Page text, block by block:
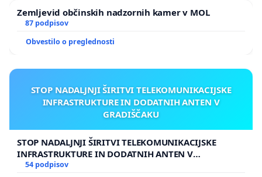
katerim ste podpisali to peticijo.
Zemljevid občinskih nadzornih kamer v MOL
87 podpisov
Obvestilo o preglednosti
STOP NADALJNJI ŠIRITVI TELEKOMUNIKACIJSKE
INFRASTRUKTURE IN DODATNIH ANTEN V
GRADIŠČAKU
STOP NADALJNJI ŠIRITVI TELEKOMUNIKACIJSKE
INFRASTRUKTURE IN DODATNIH ANTEN V
GRADIŠČAKU
54 podpisov